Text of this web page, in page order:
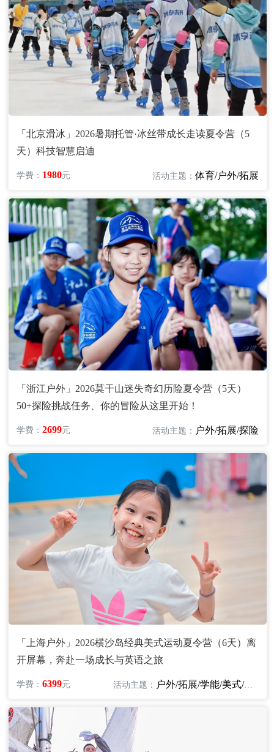
「北京滑冰」2026暑期托管·冰丝带成长走读夏令营（5
天）科技智慧启迪
学费： 1980元 活动主题： 体育/户外/拓展
「浙江户外」2026莫干山迷失奇幻历险夏令营（5天）
50+探险挑战任务、你的冒险从这里开始！
学费：2699元 活动主题： 户外/拓展/探险
「上海户外」2026横沙岛经典美式运动夏令营（6天）离
开屏幕，奔赴一场成长与英语之旅
学费：6399元 活动主题： 户外/拓展/学能/美式/英语